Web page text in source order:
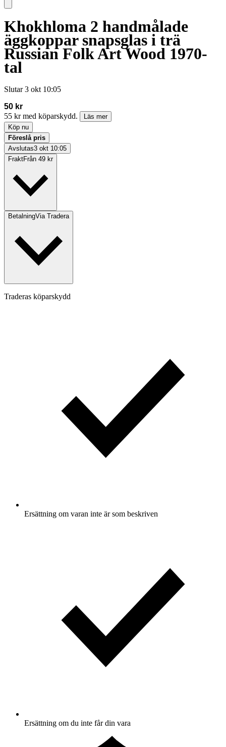
Khokhloma 2 handmålade
äggkoppar snapsglas i trä
Russian Folk Art Wood 1970-
tal
Slutar 3 okt 10:05
50 kr
55 kr med köparskydd.
Läs mer
Köp nu
Föreslå pris
Avslutas3 okt 10:05
FraktFrån 49 kr
BetalningVia Tradera
Traderas köparskydd
Ersättning om varan inte är som beskriven
Ersättning om du inte får din vara